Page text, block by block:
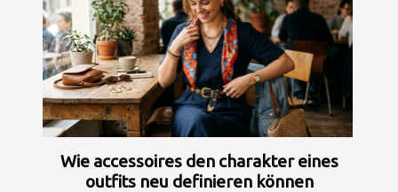
Wie accessoires den charakter eines
outfits neu definieren können